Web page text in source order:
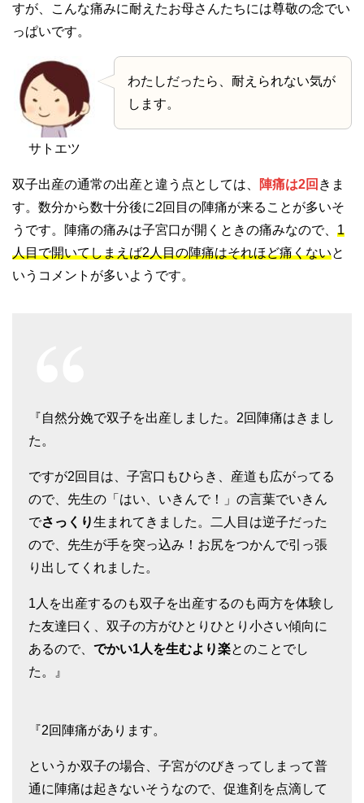
すが、こんな痛みに耐えたお母さんたちには尊敬の念でい
っぱいです。
サトエツ
わたしだったら、耐えられない気が
します。
双子出産の通常の出産と違う点としては、 陣痛は2回 きま
す。数分から数十分後に2回目の陣痛が来ることが多いそ
うです。陣痛の痛みは子宮口が開くときの痛みなので、 1
人目で開いてしまえば2人目の陣痛はそれほど痛くないと
いうコメントが多いようです。
『自然分娩で双子を出産しました。2回陣痛はきまし
た。
ですが2回目は、子宮口もひらき、産道も広がってる
ので、先生の「はい、いきんで！」の言葉でいきん
でさっくり生まれてきました。二人目は逆子だった
ので、先生が手を突っ込み！お尻をつかんで引っ張
り出してくれました。
1人を出産するのも双子を出産するのも両方を体験し
た友達曰く、双子の方がひとりひとり小さい傾向に
あるので、 でかい1人を生むより楽とのことでし
た。』
『2回陣痛があります。
というか双子の場合、子宮がのびきってしまって普
通に陣痛は起きないそうなので、促進剤を点滴して